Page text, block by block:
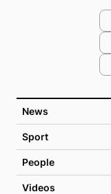
News
Sport
People
Videos